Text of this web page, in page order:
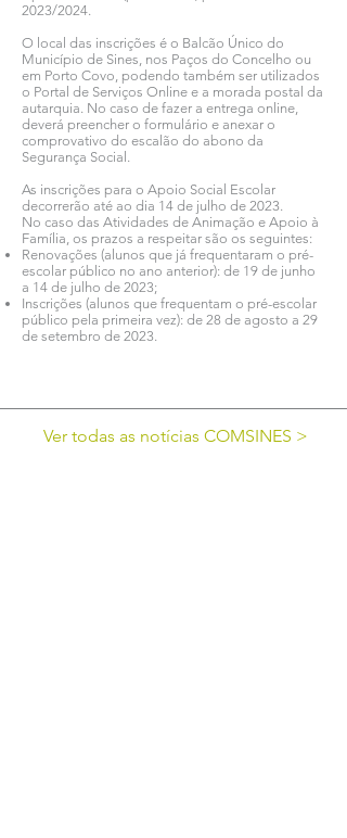
2023/2024.
O local das inscrições é o Balcão Único do
Município de Sines, nos Paços do Concelho ou
em Porto Covo, podendo também ser utilizados
o Portal de Serviços Online e a morada postal da
autarquia. No caso de fazer a entrega online,
deverá preencher o formulário e anexar o
comprovativo do escalão do abono da
Segurança Social.
As inscrições para o Apoio Social Escolar
decorrerão até ao dia 14 de julho de 2023.
No caso das Atividades de Animação e Apoio à
Família, os prazos a respeitar são os seguintes:
Renovações (alunos que já frequentaram o pré-
escolar público no ano anterior): de 19 de junho
a 14 de julho de 2023;
Inscrições (alunos que frequentam o pré-escolar
público pela primeira vez): de 28 de agosto a 29
de setembro de 2023.
Ver todas as notícias COMSINES >